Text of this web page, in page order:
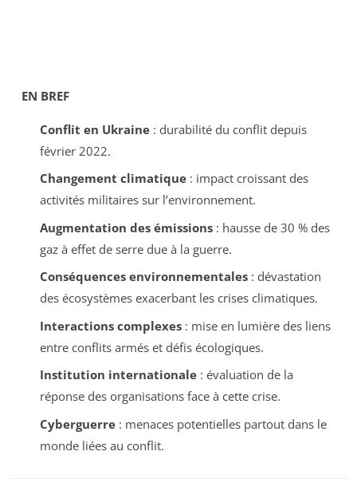
EN BREF
Conflit en Ukraine: durabilité du conflit depuis
février 2022.
Changement climatique: impact croissant des
activités militaires sur l’environnement.
Augmentation des émissions: hausse de 30 % des
gaz à effet de serre due à la guerre.
Conséquences environnementales: dévastation
des écosystèmes exacerbant les crises climatiques.
Interactions complexes: mise en lumière des liens
entre conflits armés et défis écologiques.
Institution internationale: évaluation de la
réponse des organisations face à cette crise.
Cyberguerre: menaces potentielles partout dans le
monde liées au conflit.